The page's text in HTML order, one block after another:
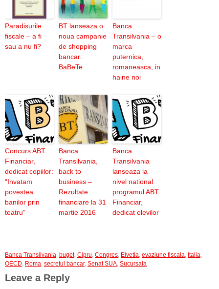
Paradisurile
fiscale – a fi
sau a nu fi?
BT lanseaza o
noua campanie
de shopping
bancar:
BaBeTe
Banca
Transilvania – o
marca
puternica,
romaneasca, in
haine noi
Concurs ABT
Financiar,
dedicat copiilor:
“Invatam
povestea
banilor prin
teatru”
Banca
Transilvania,
back to
business –
Rezultate
financiare la 31
martie 2016
Banca
Transilvania
lanseaza la
nivel national
programul ABT
Financiar,
dedicat elevilor
Banca Transilvania, buget, Cipru, Congres, Elvetia, evaziune fiscala, Italia,
OECD, Roma, secretul bancar, Senat SUA, Sucursala
Leave a Reply